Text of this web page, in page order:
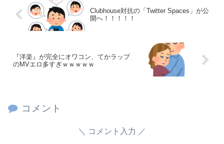
Clubhouse対抗の「Twitter Spaces」が公
開へ！！！！！
『洋楽』が完全にオワコン、てかラップ
のMVエロ多すぎｗｗｗｗｗ
コメント
コメント入力